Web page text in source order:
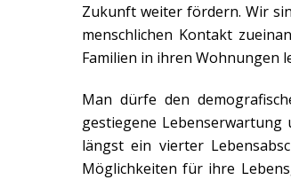
Zukunft weiter fördern. Wir
menschlichen Kontakt
Familien in ihren Wohnungen
Man dürfe den
gestiegene Lebenserwartung
längst ein vierter
Möglichkeiten für ihre